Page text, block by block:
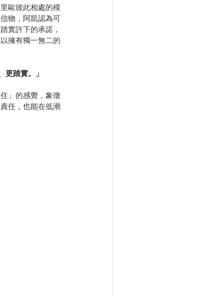
歐彼此相處的模
物，阿凱認為可
實許下的承諾，
擁有獨一無二的
踏實。」
」的感覺，象徵
任，也能在低潮